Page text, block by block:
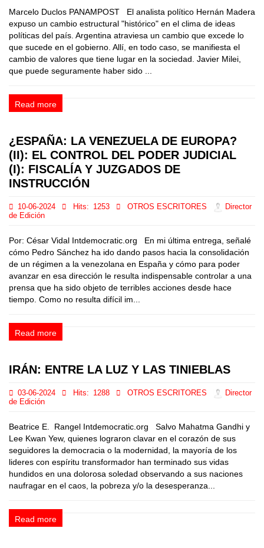
Marcelo Duclos PANAMPOST El analista político Hernán Madera
expuso un cambio estructural "histórico" en el clima de ideas
políticas del país. Argentina atraviesa un cambio que excede lo
que sucede en el gobierno. Allí, en todo caso, se manifiesta el
cambio de valores que tiene lugar en la sociedad. Javier Milei,
que puede seguramente haber sido ...
Read more
¿ESPAÑA: LA VENEZUELA DE EUROPA?
(II): EL CONTROL DEL PODER JUDICIAL
(I): FISCALÍA Y JUZGADOS DE
INSTRUCCIÓN
10-06-2024 Hits: 1253 OTROS ESCRITORES
Director
de Edición
Por: César Vidal Intdemocratic.org En mi última entrega, señalé
cómo Pedro Sánchez ha ido dando pasos hacia la consolidación
de un régimen a la venezolana en España y cómo para poder
avanzar en esa dirección le resulta indispensable controlar a una
prensa que ha sido objeto de terribles acciones desde hace
tiempo. Como no resulta difícil im...
Read more
IRÁN: ENTRE LA LUZ Y LAS TINIEBLAS
03-06-2024 Hits: 1288 OTROS ESCRITORES
Director
de Edición
Beatrice E. Rangel Intdemocratic.org Salvo Mahatma Gandhi y
Lee Kwan Yew, quienes lograron clavar en el corazón de sus
seguidores la democracia o la modernidad, la mayoría de los
lideres con espíritu transformador han terminado sus vidas
hundidos en una dolorosa soledad observando a sus naciones
naufragar en el caos, la pobreza y/o la desesperanza...
Read more